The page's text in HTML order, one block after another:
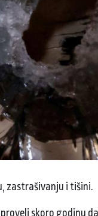
zastrašivanju i tišini.
skoro godinu